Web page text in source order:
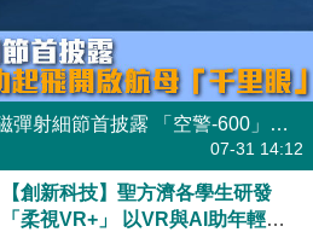
【建軍節特輯】福建艦電磁彈射細節首披露 「空警-600」成功起飛開啟航母「千里眼」
07-31 14:12
【創新科技】聖方濟各學生研發
「柔視VR+」 以VR與AI助年輕人